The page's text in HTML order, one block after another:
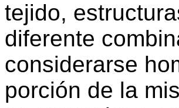
tejido,
diferente
considerarse
porción de la